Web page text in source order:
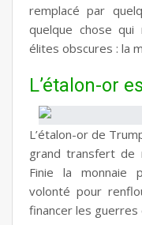
remplacé par
quelque chose
élites obscures : la
L’étalon-or
L’étalon-or de
grand transfert de
Finie la monnaie
volonté pour
financer les